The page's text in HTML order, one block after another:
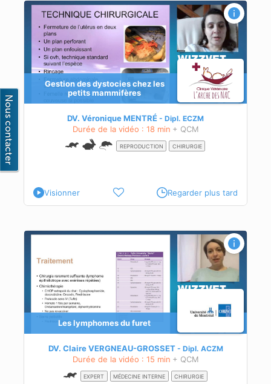
Gestion des dystocies chez les
petits mammifères
DV. Véronique MENTRÉ Dipl. ECZM
Durée de la vidéo : 18 min + QCM
REPRODUCTION CHIRURGIE
Visionner Regarder plus tard
Les lymphomes du furet
DV. Claire VERGNEAU-GROSSET Dipl. ACZM
Durée de la vidéo : 15 min + QCM
EXPERT MÉDECINE INTERNE CHIRURGIE